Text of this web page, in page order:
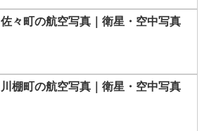
佐々町の航空写真｜衛星・空中写真
川棚町の航空写真｜衛星・空中写真